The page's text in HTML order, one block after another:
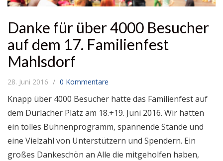
Danke für über 4000 Besucher
auf dem 17. Familienfest
Mahlsdorf
28. Juni 2016 0 Kommentare
Knapp über 4000 Besucher hatte das Familienfest auf
dem Durlacher Platz am 18.+19. Juni 2016. Wir hatten
ein tolles Bühnenprogramm, spannende Stände und
eine Vielzahl von Unterstützern und Spendern. Ein
großes Dankeschön an Alle die mitgeholfen haben,